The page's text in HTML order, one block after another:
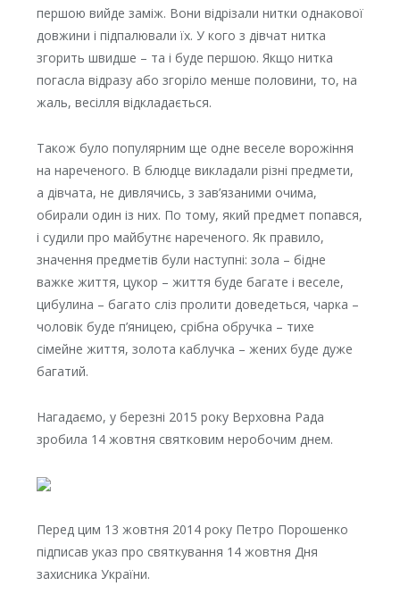
першою вийде заміж. Вони відрізали нитки однакової
довжини і підпалювали їх. У кого з дівчат нитка
згорить швидше – та і буде першою. Якщо нитка
погасла відразу або згоріло менше половини, то, на
жаль, весілля відкладається.
Також було популярним ще одне веселе ворожіння
на нареченого. В блюдце викладали різні предмети,
а дівчата, не дивлячись, з зав’язаними очима,
обирали один із них. По тому, який предмет попався,
і судили про майбутнє нареченого. Як правило,
значення предметів були наступні: зола – бідне
важке життя, цукор – життя буде багате і веселе,
цибулина – багато сліз пролити доведеться, чарка –
чоловік буде п’яницею, срібна обручка – тихе
сімейне життя, золота каблучка – жених буде дуже
багатий.
Нагадаємо, у березні 2015 року Верховна Рада
зробила 14 жовтня святковим неробочим днем.
Перед цим 13 жовтня 2014 року Петро Порошенко
підписав указ про святкування 14 жовтня Дня
захисника України.